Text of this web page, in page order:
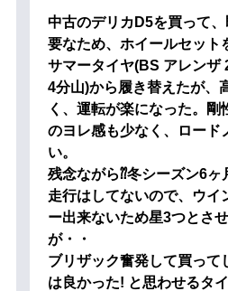
中古のデリカD5を買って
要なため、ホイールセット
サマータイヤ(BS アレンザ
4分山)から履き替えたが、
く、運転が楽になった。剛
のヨレ感も少なく、ロード
い。
残念ながら⁇冬シーズン6ヶ
走行はしてないので、ウイ
ー出来ないため星3つとさ
が・・
ブリザック奮発して買って
は良かった! と思わせるタイ